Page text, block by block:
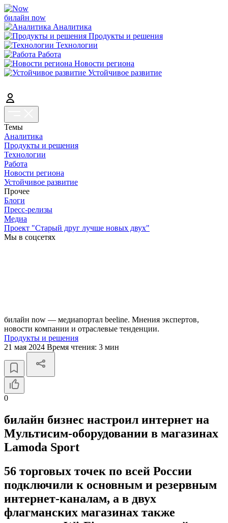
билайн now
Аналитика
Продукты и решения
Технологии
Работа
Новости региона
Устойчивое развитие
Темы
Аналитика
Продукты и решения
Технологии
Работа
Новости региона
Устойчивое развитие
Прочее
Блоги
Пресс-релизы
Медиа
Проект "Старый друг лучше новых двух"
Мы в соцсетях
билайн now — медиапортал beeline. Мнения экспертов,
новости компании и отраслевые тенденции.
Продукты и решения
21 мая 2024 Время чтения: 3 мин
0
билайн бизнес настроил интернет на
Мультисим-оборудовании в магазинах
Lamoda Sport
56 торговых точек по всей России
подключили к основным и резервным
интернет-каналам, а в двух
флагманских магазинах также